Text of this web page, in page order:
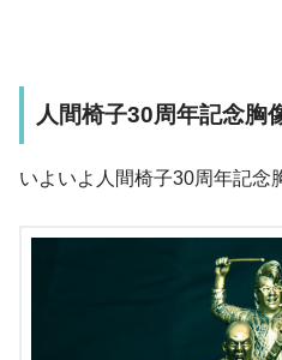
人間椅子30周年記念胸
いよいよ人間椅子30周年記念